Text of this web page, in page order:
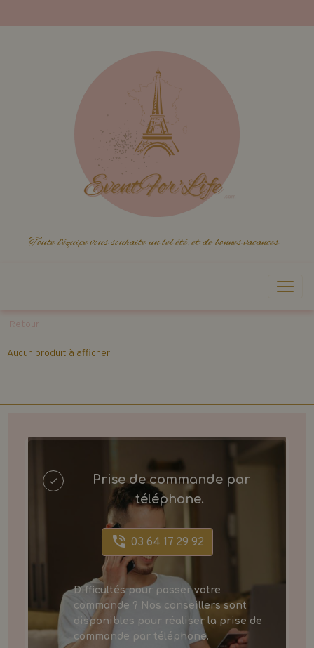
Toute l'équipe vous souhaite un bel été, et de bonnes vacances !
Retour
Aucun produit à afficher
Prise de commande par
téléphone.
03 64 17 29 92
Difficultés pour passer votre
commande ? Nos conseillers sont
disponibles pour réaliser la prise de
commande par téléphone.